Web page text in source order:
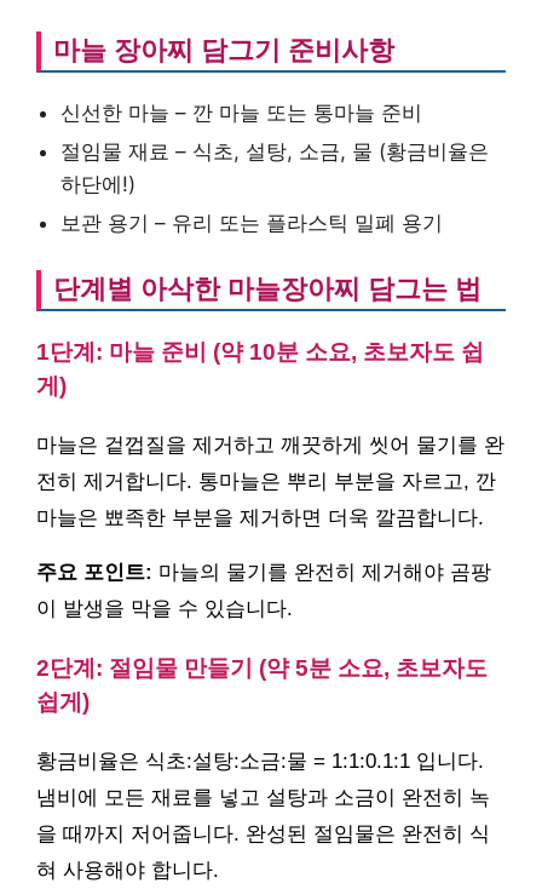
마늘 장아찌 담그기 준비사항
신선한 마늘 – 깐 마늘 또는 통마늘 준비
절임물 재료 – 식초, 설탕, 소금, 물 (황금비율은
하단에!)
보관 용기 – 유리 또는 플라스틱 밀폐 용기
단계별 아삭한 마늘장아찌 담그는 법
1단계: 마늘 준비 (약 10분 소요, 초보자도 쉽
게)
마늘은 겉껍질을 제거하고 깨끗하게 씻어 물기를 완
전히 제거합니다. 통마늘은 뿌리 부분을 자르고, 깐
마늘은 뾰족한 부분을 제거하면 더욱 깔끔합니다.
주요 포인트: 마늘의 물기를 완전히 제거해야 곰팡
이 발생을 막을 수 있습니다.
2단계: 절임물 만들기 (약 5분 소요, 초보자도
쉽게)
황금비율은 식초:설탕:소금:물 = 1:1:0.1:1 입니다.
냄비에 모든 재료를 넣고 설탕과 소금이 완전히 녹
을 때까지 저어줍니다. 완성된 절임물은 완전히 식
혀 사용해야 합니다.